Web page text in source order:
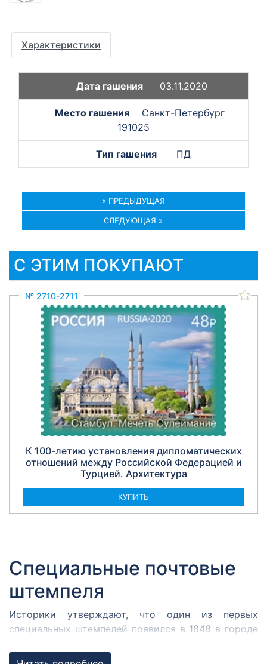
Характеристики
03.11.2020
Санкт-Петербург
191025
ПД
« ПРЕДЫДУЩАЯ
СЛЕДУЮЩАЯ »
С ЭТИМ ПОКУПАЮТ
№ 2710-2711
К 100-летию установления дипломатических
отношений между Российской Федерацией и
Турцией. Архитектура
КУПИТЬ
Специальные почтовые
штемпеля
Историки утверждают, что один из первых
специальных штемпелей появился в 1848 в городе
собрался Кромержижский парламент.